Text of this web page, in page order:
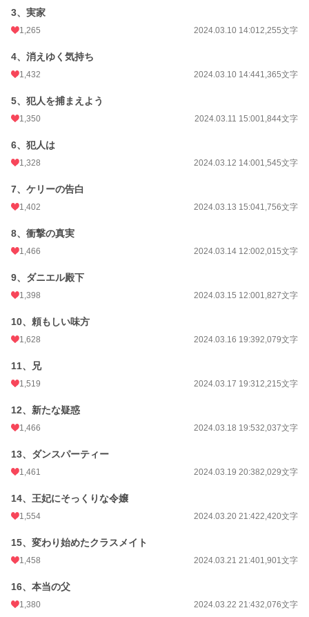
更新日時
初回公開日時
初回完結日時 2024.04.18 19:43
週間ポイント
月間ポイント 25,487 pt (1,857 位)
累計ポイント
3、実家
1,265 2024.03.10 14:012,255文字
4、消えゆく気持ち
1,432 2024.03.10 14:441,365文字
5、犯人を捕まえよう
1,350 2024.03.11 15:001,844文字
6、犯人は
1,328 2024.03.12 14:001,545文字
7、ケリーの告白
1,402 2024.03.13 15:041,756文字
8、衝撃の真実
1,466 2024.03.14 12:002,015文字
9、ダニエル殿下
1,398 2024.03.15 12:001,827文字
10、頼もしい味方
1,628 2024.03.16 19:392,079文字
11、兄
1,519 2024.03.17 19:312,215文字
12、新たな疑惑
1,466 2024.03.18 19:532,037文字
13、ダンスパーティー
1,461 2024.03.19 20:382,029文字
14、王妃にそっくりな令嬢
1,554 2024.03.20 21:422,420文字
15、変わり始めたクラスメイト
1,458 2024.03.21 21:401,901文字
16、本当の父
1,380 2024.03.22 21:432,076文字